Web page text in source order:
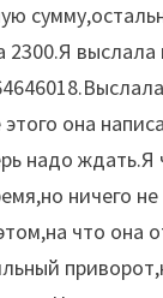
2300.Я
она
надо
ничего
что она